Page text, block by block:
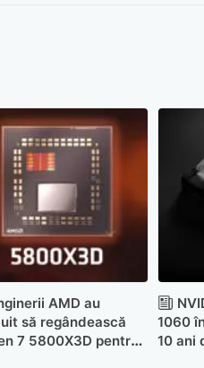
whatsapp
AMD au
să regândească
7 5800X3D pentru
1060
10 ani